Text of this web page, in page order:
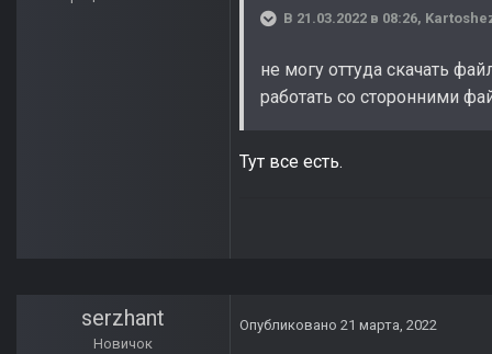
В 21.03.2022 в 08:26,
не могу оттуда скачать
работать со сторонними
Тут все есть.
serzhant
Новичок
Опубликовано 21 марта, 2022